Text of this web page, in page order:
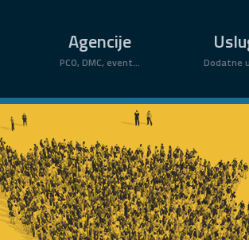
Agencije
PCO, DMC, event... Dodatne